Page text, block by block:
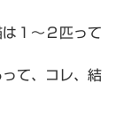
１〜２匹って
て、コレ、結